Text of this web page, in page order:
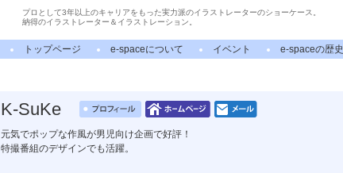
プロとして3年以上のキャリアをもった実力派のイラストレーターのショーケース。
納得のイラストレーター＆イラストレーション。
トップページ e-spaceについて イベント e-spaceの歴史
K-SuKe
元気でポップな作風が男児向け企画で好評！
特撮番組のデザインでも活躍。